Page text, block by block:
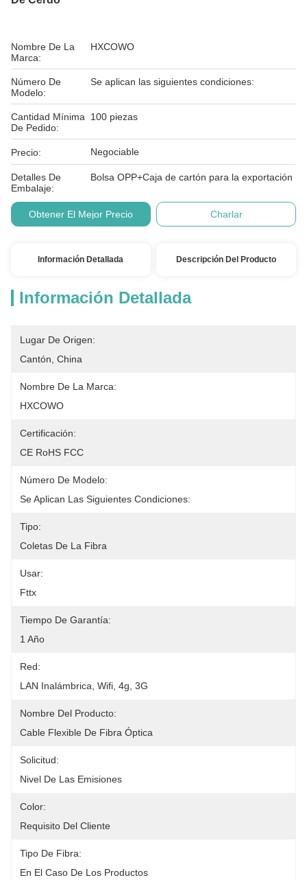
Nombre De La
Marca:
HXCOWO
Número De
Modelo:
Se aplican las siguientes condiciones:
Cantidad Mínima
De Pedido:
100 piezas
Precio: Negociable
Detalles De
Embalaje:
Bolsa OPP+Caja de cartón para la exportación
Obtener El Mejor Precio Charlar
Información Detallada Descripción Del Producto
Información Detallada
Lugar De Origen:
Cantón, China
Nombre De La Marca:
HXCOWO
Certificación:
CE RoHS FCC
Número De Modelo:
Se Aplican Las Siguientes Condiciones:
Tipo:
Coletas De La Fibra
Usar:
Fttx
Tiempo De Garantía:
1 Año
Red:
LAN Inalámbrica, Wifi, 4g, 3G
Nombre Del Producto:
Cable Flexible De Fibra Óptica
Solicitud:
Nivel De Las Emisiones
Color:
Requisito Del Cliente
Tipo De Fibra:
En El Caso De Los Productos